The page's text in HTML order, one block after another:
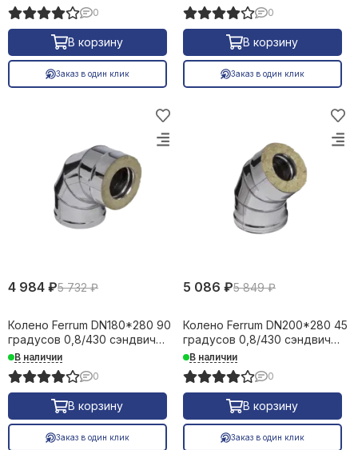
0
В корзину
Заказ в один клик
0
В корзину
Заказ в один клик
4 984 ₽5 732 ₽
Колено Ferrum DN180*280 90
градусов 0,8/430 сэндвич
23093
В наличии
0
В корзину
Заказ в один клик
5 086 ₽5 849 ₽
Колено Ferrum DN200*280 45
градусов 0,8/430 сэндвич
28753
В наличии
0
В корзину
Заказ в один клик